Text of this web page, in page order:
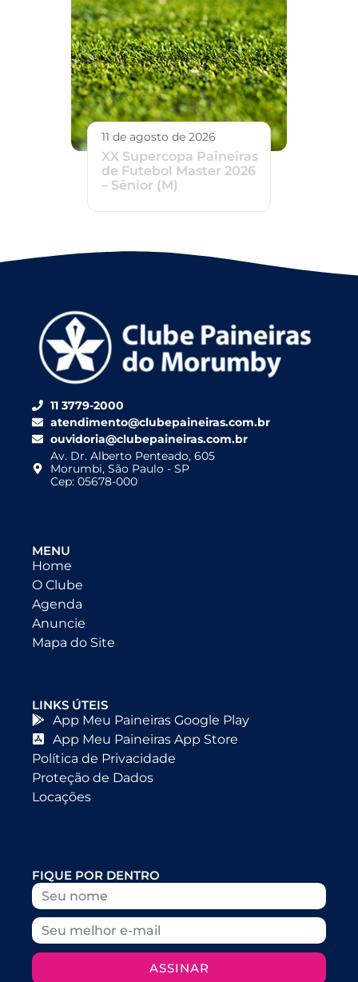
11 de agosto de 2026
XX Supercopa Paineiras
de Futebol Master 2026
– Sênior (M)
11 3779-2000
atendimento@clubepaineiras.com.br
ouvidoria@clubepaineiras.com.br
Av. Dr. Alberto Penteado, 605
Morumbi, São Paulo - SP
Cep: 05678-000
MENU
Home
O Clube
Agenda
Anuncie
Mapa do Site
LINKS ÚTEIS
App Meu Paineiras Google Play
App Meu Paineiras App Store
Política de Privacidade
Proteção de Dados
Locações
FIQUE POR DENTRO
ASSINAR